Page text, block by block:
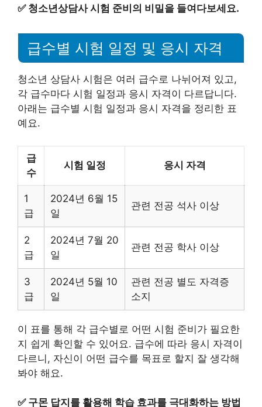
✅ 청소년상담사 시험 준비의 비밀을 들여다보세요.
급수별 시험 일정 및 응시 자격
청소년 상담사 시험은 여러 급수로 나뉘어져 있고,
각 급수마다 시험 일정과 응시 자격이 다르답니다.
아래는 급수별 시험 일정과 응시 자격을 정리한 표
예요.
급
수
시험 일정 응시 자격
1
급
2024년 6월 15
일
관련 전공 석사 이상
2
급
2024년 7월 20
일
관련 전공 학사 이상
3
급
2024년 5월 10
일
관련 전공 별도 자격증
소지
이 표를 통해 각 급수별로 어떤 시험 준비가 필요한
지 쉽게 확인할 수 있어요. 급수에 따라 응시 자격이
다르니, 자신이 어떤 급수를 목표로 할지 잘 생각해
봐야 해요.
✅ 구몬 답지를 활용해 학습 효과를 극대화하는 방법